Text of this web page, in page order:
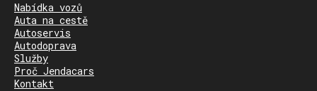
Nabídka vozů
Auta na cestě
Autoservis
Autodoprava
Služby
Proč Jendacars
Kontakt